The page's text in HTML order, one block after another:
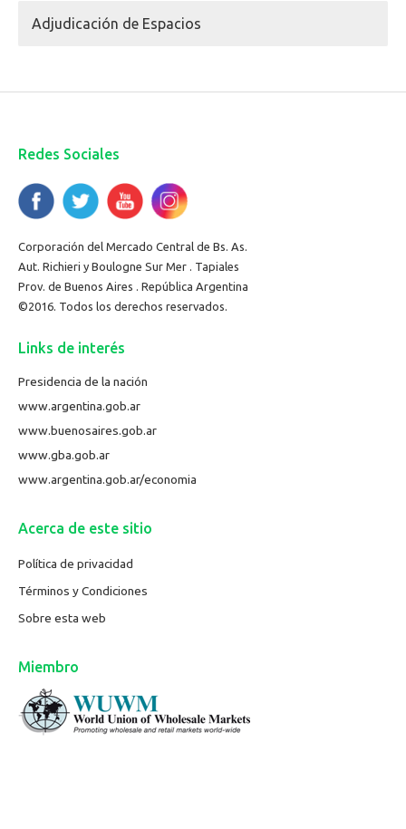
Adjudicación de Espacios
Redes Sociales
Corporación del Mercado Central de Bs. As.
Aut. Richieri y Boulogne Sur Mer . Tapiales
Prov. de Buenos Aires . República Argentina
©2016. Todos los derechos reservados.
Links de interés
Presidencia de la nación
www.argentina.gob.ar
www.buenosaires.gob.ar
www.gba.gob.ar
www.argentina.gob.ar/economia
Acerca de este sitio
Política de privacidad
Términos y Condiciones
Sobre esta web
Miembro